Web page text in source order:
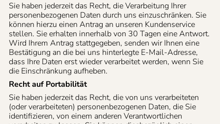
Sie haben jederzeit das Recht, die Verarbeitung Ihrer
personenbezogenen Daten durch uns einzuschränken. Sie
können hierzu einen Antrag an unseren Kundenservice
stellen. Sie erhalten innerhalb von 30 Tagen eine Antwort.
Wird Ihrem Antrag stattgegeben, senden wir Ihnen eine
Bestätigung an die bei uns hinterlegte E-Mail-Adresse,
dass Ihre Daten erst wieder verarbeitet werden, wenn Sie
die Einschränkung aufheben.
Recht auf Portabilität
Sie haben jederzeit das Recht, die von uns verarbeiteten
(oder verarbeiteten) personenbezogenen Daten, die Sie
identifizieren, von einem anderen Verantwortlichen